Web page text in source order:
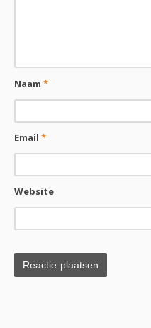
Naam*
Email*
Website